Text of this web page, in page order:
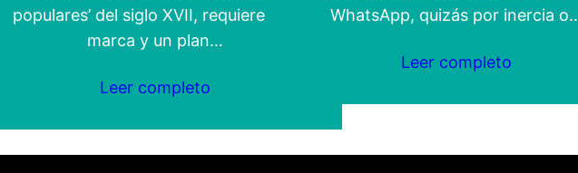
populares’ del siglo XVII, requiere una
marca y un plan…
Leer completo
WhatsApp, quizás por inercia
Leer completo